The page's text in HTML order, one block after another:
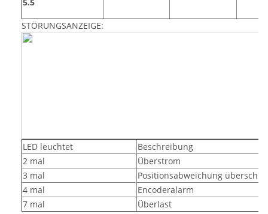
STÖRUNGSANZEIGE:
LED leuchtet
Beschreibung
2 mal
Überstrom
3 mal
Positionsabweichung
4 mal
Encoderalarm
7 mal
Überlast